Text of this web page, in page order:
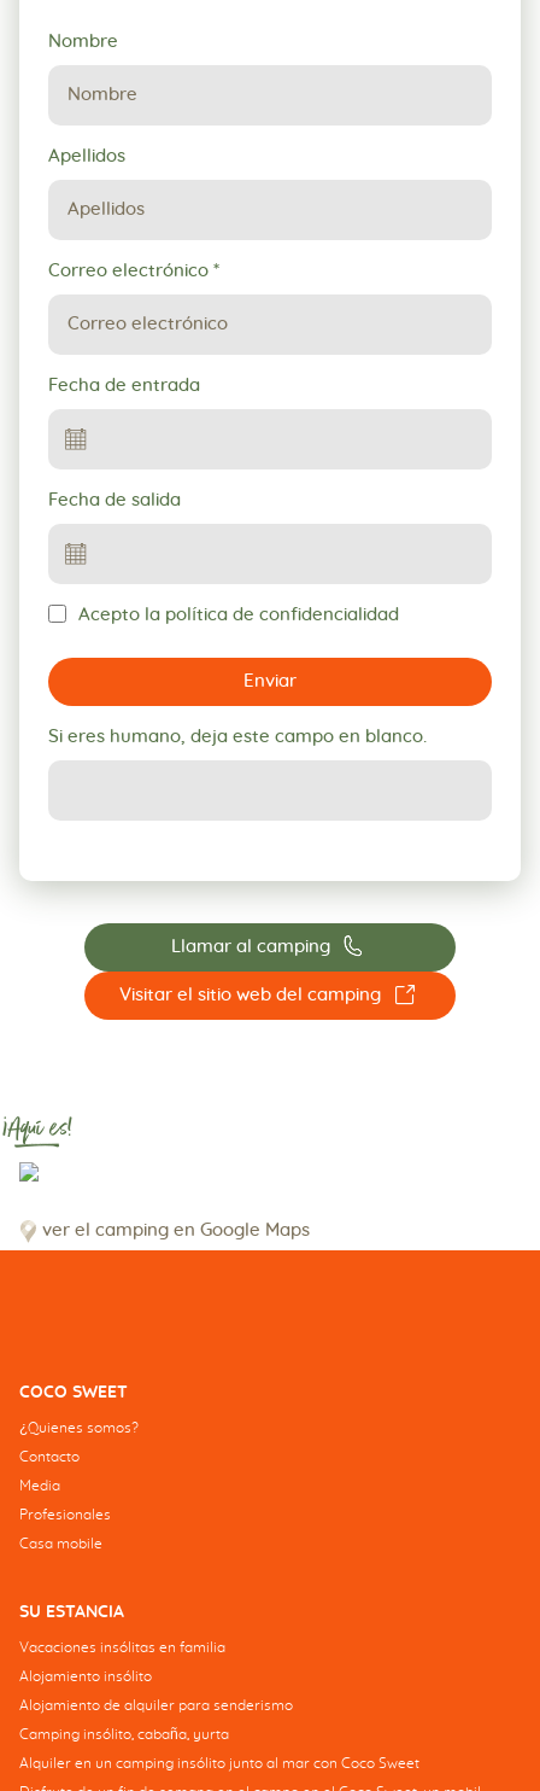
Solicitud
de
reserva
Nombre
Apellidos
Correo electrónico *
Fecha de entrada
Fecha de salida
Acepto la política de confidencialidad
Enviar
Si eres humano, deja este campo en blanco.
Llamar al camping 📞
Visitar el sitio web del camping ☐
¡Aquí es!
ver el camping en Google Maps
COCO SWEET
¿Quienes somos?
Contacto
Media
Profesionales
Casa mobile
SU ESTANCIA
Vacaciones insólitas en familia
Alojamiento insólito
Alojamiento de alquiler para senderismo
Camping insólito, cabaña, yurta
Alquiler en un camping insólito junto al mar con Coco Sweet